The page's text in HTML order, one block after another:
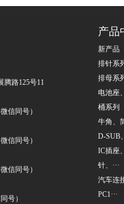
腾路125号11
信同号）
信同号）
信同号）
号）
产品
新产品
排针系
排母系
电池座
桶系列
牛角、
D-SUB
IC插座
针、···
汽车连
PC1···